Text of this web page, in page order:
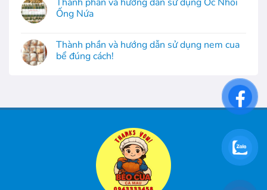
Ống Nứa
Thành phần và hướng dẫn sử dụng nem cua
bể đúng cách!